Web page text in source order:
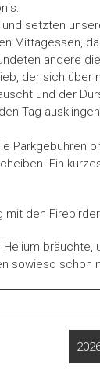
setzten
Mittagessen,
andere
der sich über
und der
Tag
Parkgebühren
Ein
mit den
bräuchte,
sowieso schon